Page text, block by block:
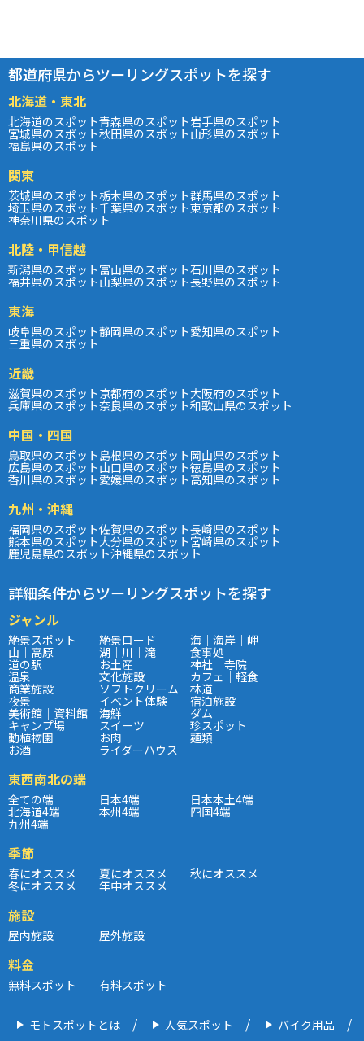
都道府県からツーリングスポットを探す
北海道・東北
北海道のスポット青森県のスポット岩手県のスポット
宮城県のスポット秋田県のスポット山形県のスポット
福島県のスポット
関東
茨城県のスポット栃木県のスポット群馬県のスポット
埼玉県のスポット千葉県のスポット東京都のスポット
神奈川県のスポット
北陸・甲信越
新潟県のスポット富山県のスポット石川県のスポット
福井県のスポット山梨県のスポット長野県のスポット
東海
岐阜県のスポット静岡県のスポット愛知県のスポット
三重県のスポット
近畿
滋賀県のスポット京都府のスポット大阪府のスポット
兵庫県のスポット奈良県のスポット和歌山県のスポット
中国・四国
鳥取県のスポット島根県のスポット岡山県のスポット
広島県のスポット山口県のスポット徳島県のスポット
香川県のスポット愛媛県のスポット高知県のスポット
九州・沖縄
福岡県のスポット佐賀県のスポット長崎県のスポット
熊本県のスポット大分県のスポット宮崎県のスポット
鹿児島県のスポット沖縄県のスポット
詳細条件からツーリングスポットを探す
ジャンル
絶景スポット 絶景ロード 海｜海岸｜岬
山｜高原 湖｜川｜滝 食事処
道の駅 お土産 神社｜寺院
温泉 文化施設 カフェ｜軽食
商業施設 ソフトクリーム 林道
夜景 イベント体験 宿泊施設
美術館｜資料館 海鮮 ダム
キャンプ場 スイーツ 珍スポット
動植物園 お肉 麺類
お酒 ライダーハウス
東西南北の端
全ての端 日本4端 日本本土4端
北海道4端 本州4端 四国4端
九州4端
季節
春にオススメ 夏にオススメ 秋にオススメ
冬にオススメ 年中オススメ
施設
屋内施設 屋外施設
料金
無料スポット 有料スポット
モトスポットとは 人気スポット バイク用品